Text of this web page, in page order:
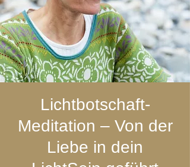
Lichtbotschaft-
Meditation – Von der
Liebe in dein